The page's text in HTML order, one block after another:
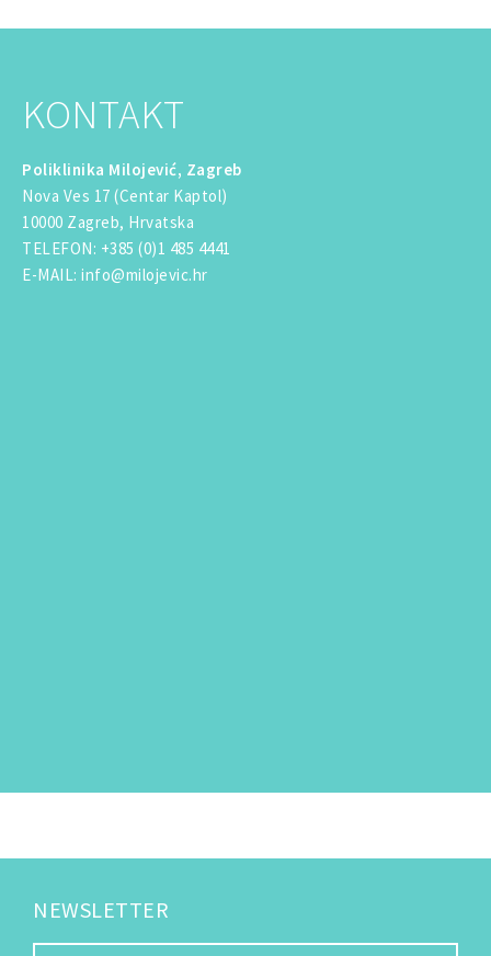
KONTAKT
Poliklinika Milojević, Zagreb
Nova Ves 17 (Centar Kaptol)
10000 Zagreb, Hrvatska
TELEFON: +385 (0)1 485 4441
E-MAIL: info@milojevic.hr
NEWSLETTER